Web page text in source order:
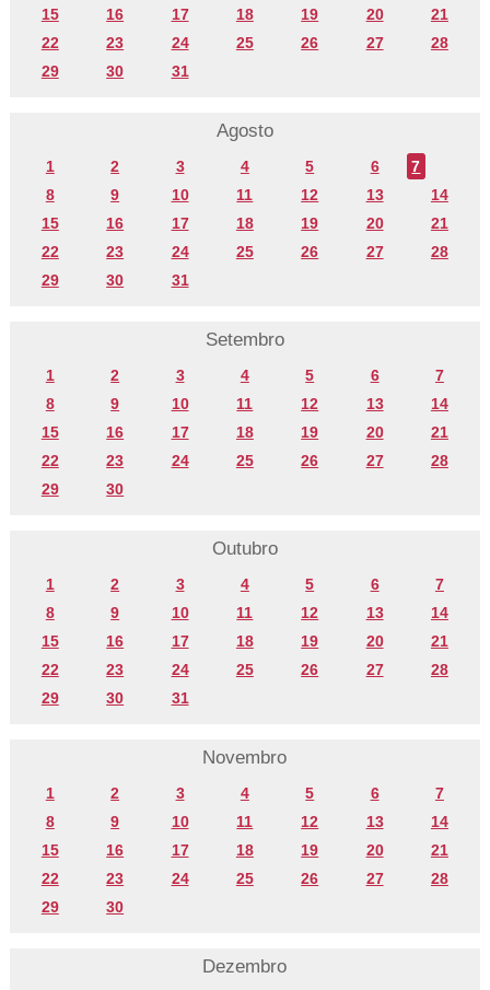
15
16 17 18 19 20
21
22
23 24 25 26 27
28
29
30 31
Agosto
1 2 3 4 5 6
7
8
9 10 11 12 13
14
15
16 17 18 19 20
21
22
23 24 25 26 27
28
29
30 31
Setembro
1 2 3 4 5 6
7
8
9 10 11 12 13
14
15
16 17 18 19 20
21
22
23 24 25 26 27
28
29
30
Outubro
1 2 3 4 5 6
7
8
9 10 11 12 13
14
15
16 17 18 19 20
21
22
23 24 25 26 27
28
29
30 31
Novembro
1 2 3 4 5 6
7
8
9 10 11 12 13
14
15
16 17 18 19 20
21
22
23 24 25 26 27
28
29
30
Dezembro